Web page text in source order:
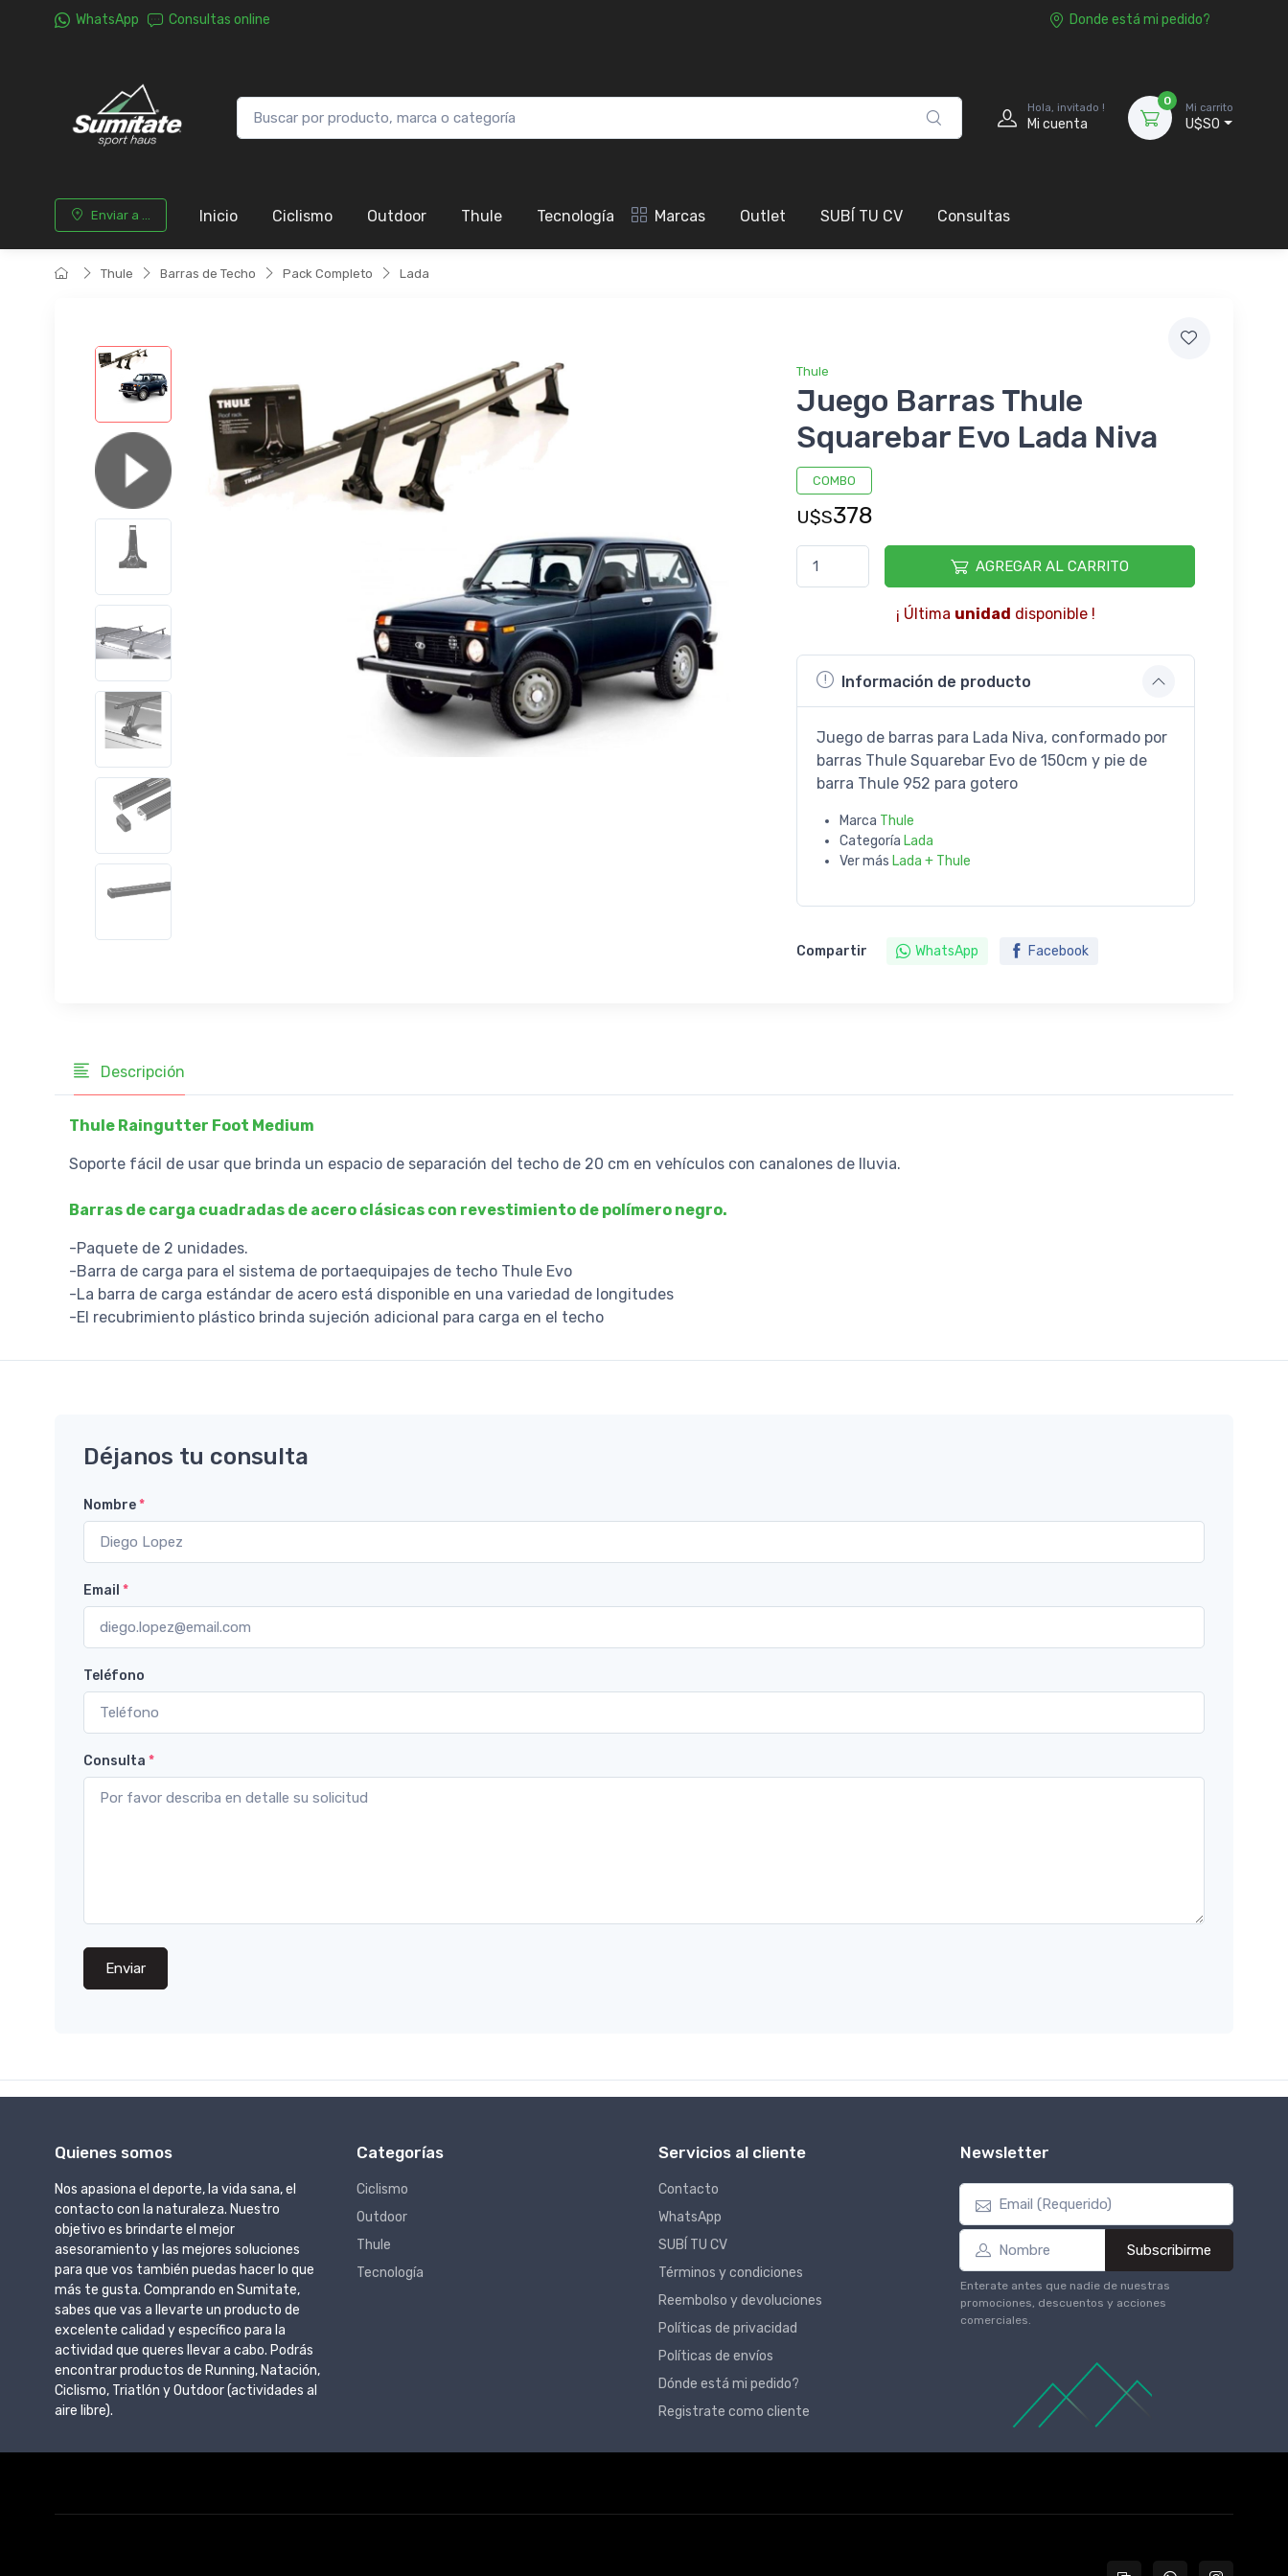
WhatsApp Consultas online Donde está mi pedido?
Hola, invitado !
Mi cuenta
0
Mi carrito
U$S0
Enviar a ... Inicio Ciclismo Outdoor Thule Tecnología Marcas Outlet SUBÍ TU CV Consultas
Thule Barras de Techo Pack Completo Lada
Thule
Juego Barras Thule
Squarebar Evo Lada Niva
COMBO
U$S378
AGREGAR AL CARRITO
¡ Última unidad disponible !
Información de producto
Juego de barras para Lada Niva, conformado por
barras Thule Squarebar Evo de 150cm y pie de
barra Thule 952 para gotero
Marca Thule
Categoría Lada
Ver más Lada + Thule
Compartir WhatsApp Facebook
Descripción
Thule Raingutter Foot Medium
Soporte fácil de usar que brinda un espacio de separación del techo de 20 cm en vehículos con canalones de lluvia.
Barras de carga cuadradas de acero clásicas con revestimiento de polímero negro.
-Paquete de 2 unidades.
-Barra de carga para el sistema de portaequipajes de techo Thule Evo
-La barra de carga estándar de acero está disponible en una variedad de longitudes
-El recubrimiento plástico brinda sujeción adicional para carga en el techo
Déjanos tu consulta
Nombre*
Email *
Teléfono
Consulta *
Enviar
Quienes somos
Nos apasiona el deporte, la vida sana, el
contacto con la naturaleza. Nuestro
objetivo es brindarte el mejor
asesoramiento y las mejores soluciones
para que vos también puedas hacer lo que
más te gusta. Comprando en Sumitate,
sabes que vas a llevarte un producto de
excelente calidad y específico para la
actividad que queres llevar a cabo. Podrás
encontrar productos de Running, Natación,
Ciclismo, Triatlón y Outdoor (actividades al
aire libre).
Categorías
Ciclismo
Outdoor
Thule
Tecnología
Servicios al cliente
Contacto
WhatsApp
SUBÍ TU CV
Términos y condiciones
Reembolso y devoluciones
Políticas de privacidad
Políticas de envíos
Dónde está mi pedido?
Registrate como cliente
Newsletter
Subscribirme
Enterate antes que nadie de nuestras
promociones, descuentos y acciones
comerciales.